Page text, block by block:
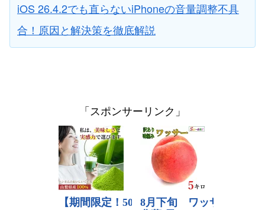
iOS 26.4.2でも直らないiPhoneの音量調整不具
合！原因と解決策を徹底解説
「スポンサーリンク」